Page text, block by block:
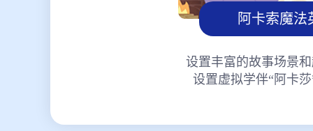
阿卡索魔法
设置丰富的故事场景
设置虚拟学伴“阿卡